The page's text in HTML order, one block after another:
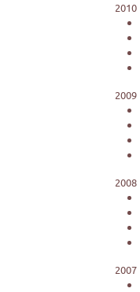
2010
2009
2008
2007